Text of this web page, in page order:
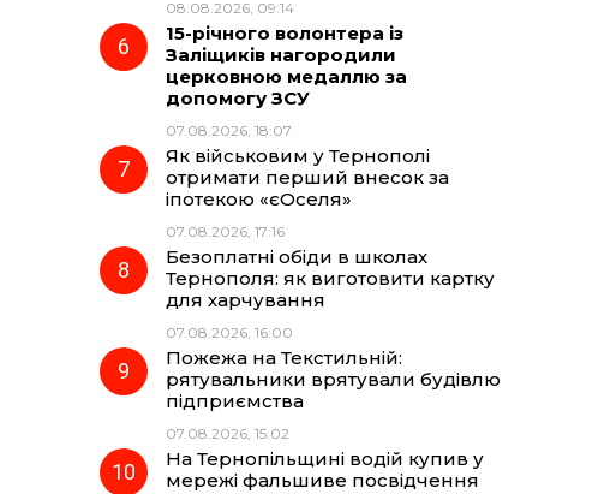
08.08.2026, 09:14
15-річного волонтера із
Заліщиків нагородили
церковною медаллю за
допомогу ЗСУ
07.08.2026, 18:07
Як військовим у Тернополі
отримати перший внесок за
іпотекою «єОселя»
07.08.2026, 17:16
Безоплатні обіди в школах
Тернополя: як виготовити картку
для харчування
07.08.2026, 16:00
Пожежа на Текстильній:
рятувальники врятували будівлю
підприємства
07.08.2026, 15:02
На Тернопільщині водій купив у
мережі фальшиве посвідчення